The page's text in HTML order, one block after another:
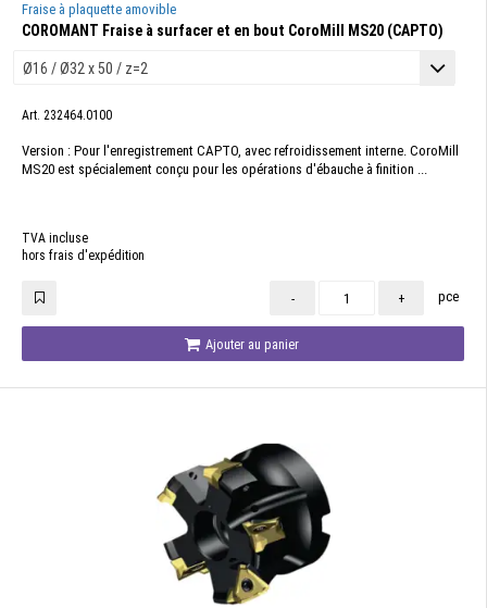
Fraise à plaquette amovible
COROMANT Fraise à surfacer et en bout CoroMill MS20 (CAPTO)
Art. 232464.0100
Version : Pour l'enregistrement CAPTO, avec refroidissement interne. CoroMill
MS20 est spécialement conçu pour les opérations d'ébauche à finition ...
TVA incluse
hors frais d'expédition
- + pce
Ajouter au panier